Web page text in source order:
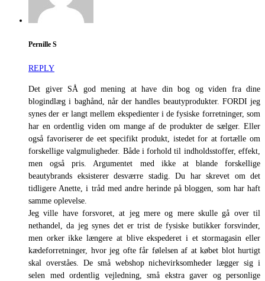
Pernille S
REPLY
Det giver SÅ god mening at have din bog og viden fra dine
blogindlæg i baghånd, når der handles beautyprodukter. FORDI jeg
synes der er langt mellem ekspedienter i de fysiske forretninger, som
har en ordentlig viden om mange af de produkter de sælger. Eller
også favoriserer de eet specifikt produkt, istedet for at fortælle om
forskellige valgmuligheder. Både i forhold til indholdsstoffer, effekt,
men også pris. Argumentet med ikke at blande forskellige
beautybrands eksisterer desværre stadig. Du har skrevet om det
tidligere Anette, i tråd med andre herinde på bloggen, som har haft
samme oplevelse.
Jeg ville have forsvoret, at jeg mere og mere skulle gå over til
nethandel, da jeg synes det er trist de fysiske butikker forsvinder,
men orker ikke længere at blive ekspederet i et stormagasin eller
kædeforretninger, hvor jeg ofte får følelsen af at købet blot hurtigt
skal overståes. De små webshop nichevirksomheder lægger sig i
selen med ordentlig vejledning, små ekstra gaver og personlige